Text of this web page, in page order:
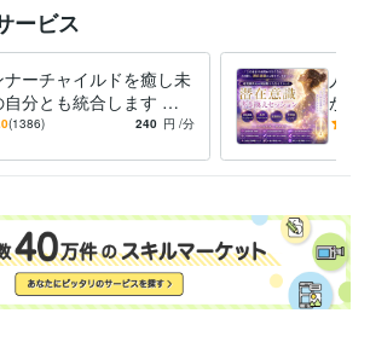
い限りは、
いたいと思っています。
事ができない
ので、お待ちください。
ます。
テム・社内SE 経験年数 : 4年
企画・開発 経験年数 : 2年
: 2年
ト / 事務（一般事務） 経験年数 : 10年
験年数 : 3年
ービス
ナーチャイルドを癒し未
自分とも統合します 両
のネガティブな感情が
(1386) 240 円 /分
人
が叶
実を
てい